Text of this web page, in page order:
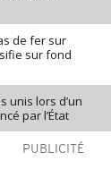
de fer sur
sur fond
unis lors d’un
par l’État
PUBLICITÉ